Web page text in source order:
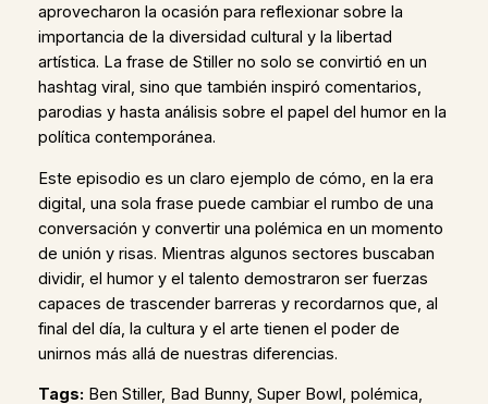
aprovecharon la ocasión para reflexionar sobre la
importancia de la diversidad cultural y la libertad
artística. La frase de Stiller no solo se convirtió en un
hashtag viral, sino que también inspiró comentarios,
parodias y hasta análisis sobre el papel del humor en la
política contemporánea.
Este episodio es un claro ejemplo de cómo, en la era
digital, una sola frase puede cambiar el rumbo de una
conversación y convertir una polémica en un momento
de unión y risas. Mientras algunos sectores buscaban
dividir, el humor y el talento demostraron ser fuerzas
capaces de trascender barreras y recordarnos que, al
final del día, la cultura y el arte tienen el poder de
unirnos más allá de nuestras diferencias.
Tags: Ben Stiller, Bad Bunny, Super Bowl, polémica,